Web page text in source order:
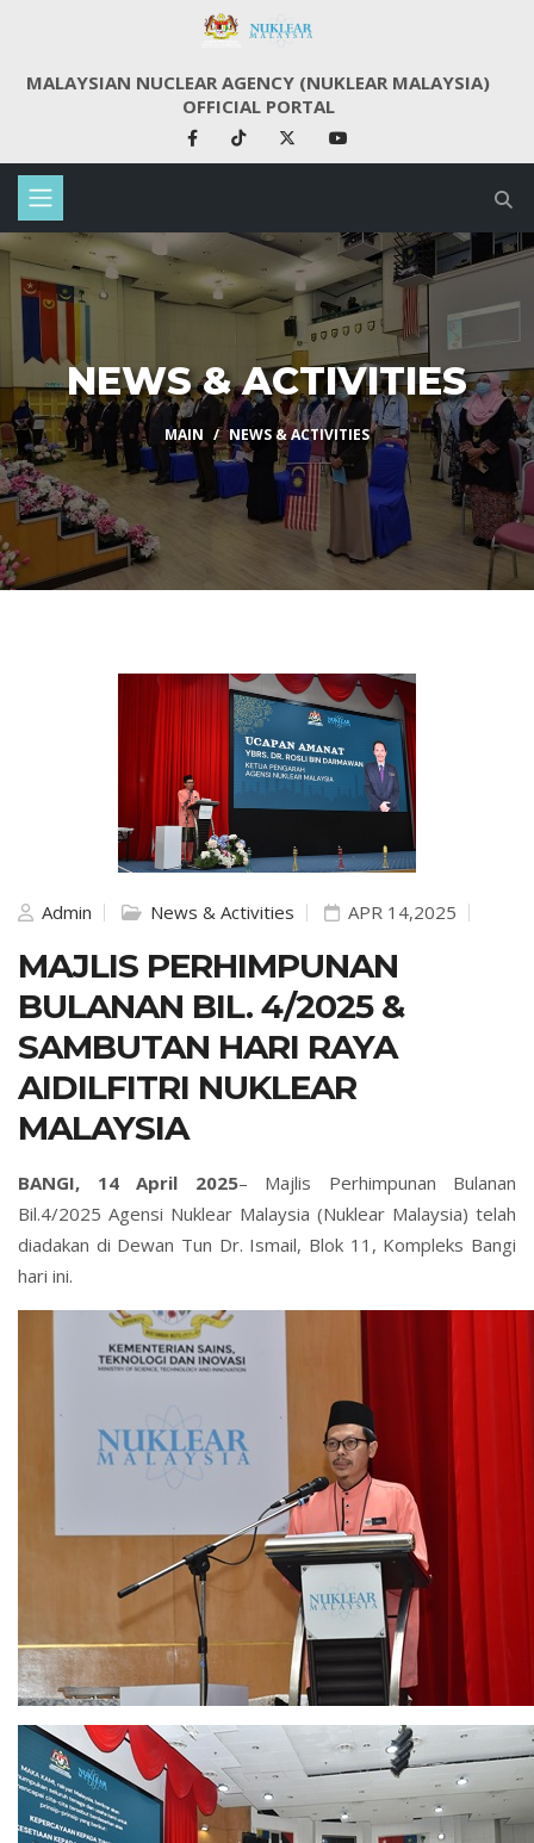
MALAYSIAN NUCLEAR AGENCY (NUKLEAR MALAYSIA)
OFFICIAL PORTAL
NEWS & ACTIVITIES
MAIN NEWS & ACTIVITIES
Admin News & Activities APR 14,2025
MAJLIS PERHIMPUNAN
BULANAN BIL. 4/2025 &
SAMBUTAN HARI RAYA
AIDILFITRI NUKLEAR
MALAYSIA
BANGI, 14 April 2025– Majlis Perhimpunan Bulanan
Bil.4/2025 Agensi Nuklear Malaysia (Nuklear Malaysia) telah
diadakan di Dewan Tun Dr. Ismail, Blok 11, Kompleks Bangi
hari ini.